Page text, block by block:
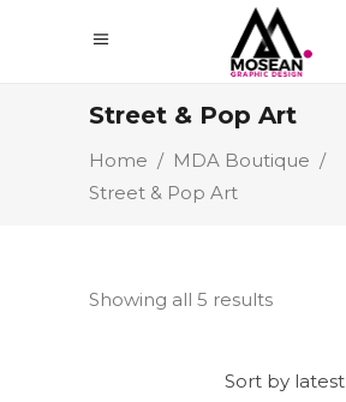
Street & Pop Art
Home / MDA Boutique /
Street & Pop Art
Showing all 5 results
Sort by latest